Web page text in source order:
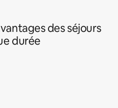
des séjours
durée